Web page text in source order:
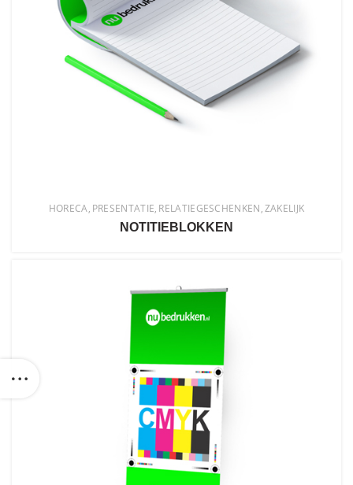
HORECA PRESENTATIE RELATIEGESCHENKEN ZAKELIJK
NOTITIEBLOKKEN